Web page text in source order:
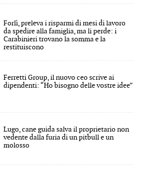
Forlì, preleva i risparmi di mesi di lavoro
da spedire alla famiglia, ma li perde: i
Carabinieri trovano la somma e la
restituiscono
Ferretti Group, il nuovo ceo scrive ai
dipendenti: “Ho bisogno delle vostre idee”
Lugo, cane guida salva il proprietario non
vedente dalla furia di un pitbull e un
molosso